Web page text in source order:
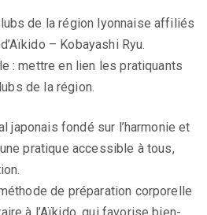
de la région lyonnaise affiliés
– Kobayashi Ryu.
: mettre en lien les pratiquants
de la région.
japonais fondé sur l’harmonie et
pratique accessible à tous,
de préparation corporelle